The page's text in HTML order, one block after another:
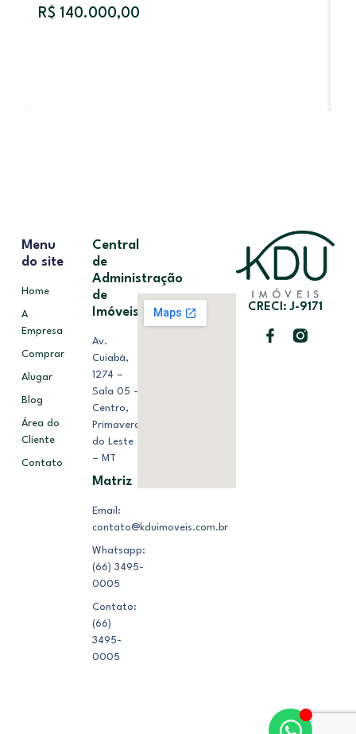
R$ 140.000,00
CRECI: J-9171
Menu
do site
Home
A
Empresa
Comprar
Alugar
Blog
Área do
Cliente
Contato
Central
de
Administração
de
Imóveis
Av.
Cuiabá,
1274 –
Sala 05 –
Centro,
Primavera
do Leste
– MT
Matriz
Email:
contato@kduimoveis.com.br
Whatsapp:
(66) 3495-
0005
Contato:
(66)
3495-
0005